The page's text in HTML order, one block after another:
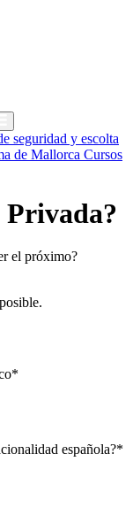
seguridad y escolta
de Mallorca Cursos
Privada?
el próximo?
española?*